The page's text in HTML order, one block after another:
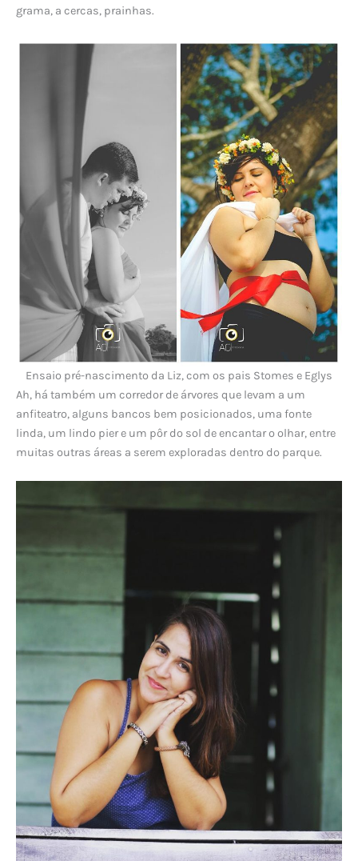
grama, a cercas, prainhas.
Ensaio pré-nascimento da Liz, com os pais Stomes e Eglys
Ah, há também um corredor de árvores que levam a um
anfiteatro, alguns bancos bem posicionados, uma fonte
linda, um lindo pier e um pôr do sol de encantar o olhar, entre
muitas outras áreas a serem exploradas dentro do parque.